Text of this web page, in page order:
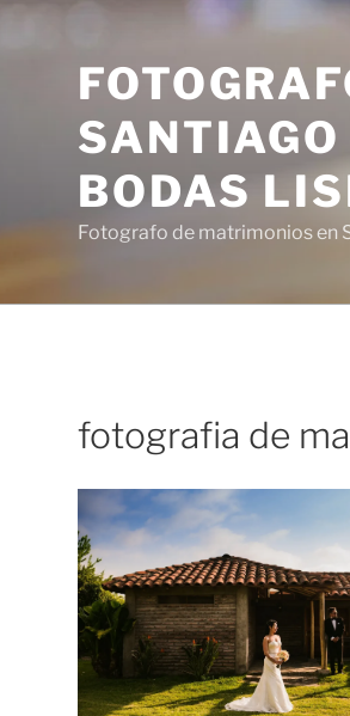
SANTIAGO
BODAS
Fotografo de matrimonios en
fotografia de